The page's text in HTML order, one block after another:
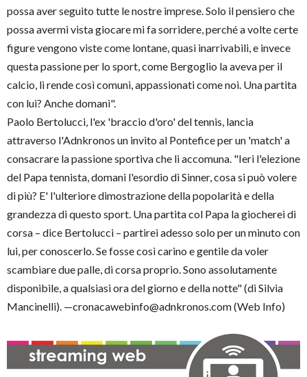
possa aver seguito tutte le nostre imprese. Solo il pensiero che
possa avermi vista giocare mi fa sorridere, perché a volte certe
figure vengono viste come lontane, quasi inarrivabili, e invece
questa passione per lo sport, come Bergoglio la aveva per il
calcio, li rende così comuni, appassionati come noi. Una partita
con lui? Anche domani".
Paolo Bertolucci, l'ex 'braccio d'oro' del tennis, lancia
attraverso l'Adnkronos un invito al Pontefice per un 'match' a
consacrare la passione sportiva che li accomuna. "Ieri l'elezione
del Papa tennista, domani l'esordio di Sinner, cosa si può volere
di più? E' l'ulteriore dimostrazione della popolarità e della
grandezza di questo sport. Una partita col Papa la giocherei di
corsa – dice Bertolucci – partirei adesso solo per un minuto con
lui, per conoscerlo. Se fosse così carino e gentile da voler
scambiare due palle, di corsa proprio. Sono assolutamente
disponibile, a qualsiasi ora del giorno e della notte" (di Silvia
Mancinelli). —cronacawebinfo@adnkronos.com (Web Info)